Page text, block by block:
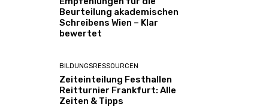
Beurteilung akademischen
Schreibens Wien – Klar
bewertet
BILDUNGSRESSOURCEN
Zeiteinteilung Festhallen
Reitturnier Frankfurt: Alle
Zeiten & Tipps